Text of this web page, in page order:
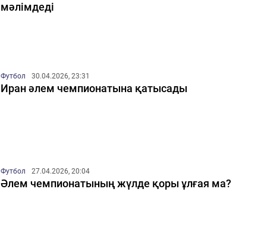
мәлімдеді
Футбол 30.04.2026, 23:31
Иран әлем чемпионатына қатысады
Футбол 27.04.2026, 20:04
Әлем чемпионатының жүлде қоры ұлғая ма?